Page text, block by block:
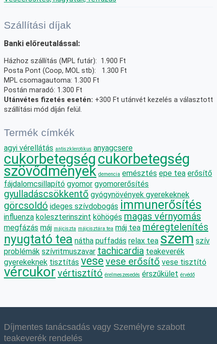
Szállítási díjak
Banki előreutalással:
Házhoz szállítás (MPL futár): 1.900 Ft
Posta Pont (Coop, MOL stb): 1.300 Ft
MPL csomagautoma: 1.300 Ft
Postán maradó: 1.300 Ft
Utánvétes fizetés esetén: +300 Ft utánvét kezelés a választott
szállítási mód díján felül.
Termék címkék
agyi vérellátás antiszklerotikus anyagcsere
cukorbetegség cukorbetegség
szövődmények demencia emésztés epe tea erősítő
fájdalomcsillapító gyomor gyomorerősítés
gyulladáscsökkentő gyógynövények gyerekeknek
görcsoldó ideges szívdobogás immunerősítés
influenza koleszterinszint köhögés magas vérnyomás
megfázás máj májciszta májcisztára tea máj tea méregtelenítés
nyugtató tea nátha puffadás relax tea szem szív
problémák szívritmuszavar tachicardia teakeverék
gyerekeknek tisztítás vese vese erősítő vese tisztító
vércukor vértisztító érelmeszesedés érszűkület érvédő
Díjmentes tanácsadás vagy Személyre szabott
teakeverék rendelés